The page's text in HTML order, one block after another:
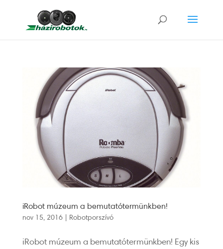
iRobot múzeum a bemutatótermünkben!
nov 15, 2016| Robotporszívó
iRobot múzeum a bemutatótermünkben! Egy kis